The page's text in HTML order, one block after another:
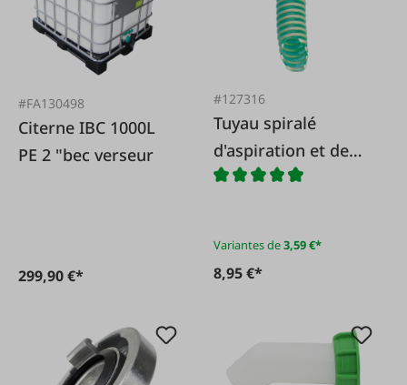
#FA130498
Citerne IBC 1000L
PE 2 "bec verseur
299,90 €*
#127316
Tuyau spiralé
d'aspiration et de
refoulement PVC
Variantes de3,59 €*
8,95 €*